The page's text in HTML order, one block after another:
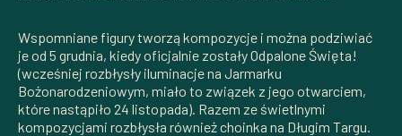
Wspomniane figury tworzą kompozycje i można podziwiać
je od 5 grudnia, kiedy oficjalnie zostały Odpalone Święta!
(wcześniej rozbłysły iluminacje na Jarmarku
Bożonarodzeniowym, miało to związek z jego otwarciem,
które nastąpiło 24 listopada). Razem ze świetlnymi
kompozycjami rozbłysła również choinka na Długim Targu.